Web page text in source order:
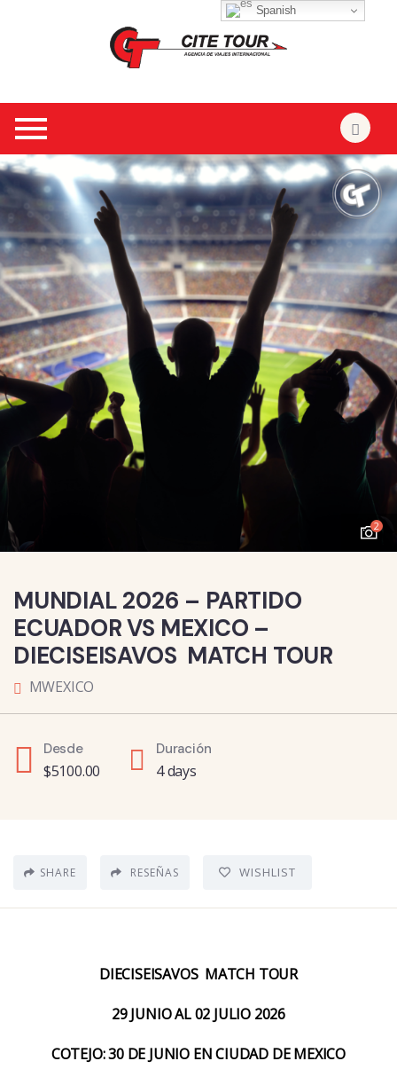
2
MUNDIAL 2026 – PARTIDO
ECUADOR VS MEXICO –
DIECISEISAVOS MATCH TOUR
MWEXICO
Desde
$5100.00
Duración
4 days
SHARE RESEÑAS WISHLIST
DIECISEISAVOS MATCH TOUR
29 JUNIO AL 02 JULIO 2026
COTEJO: 30 DE JUNIO EN CIUDAD DE MEXICO
Spanish